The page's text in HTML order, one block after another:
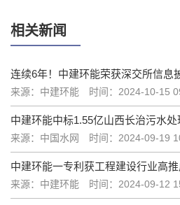
相关新闻
连续6年！中建环能荣获深交所信息
来源：中建环能 时间：2024-10-15
中建环能中标1.55亿山西长治污水
来源：中国水网 时间：2024-09-19
中建环能一专利获工程建设行业高
来源：中建环能 时间：2024-09-12